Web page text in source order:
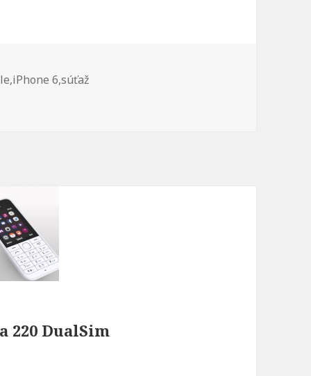
,iPhone 6,súťaž
220 DualSim